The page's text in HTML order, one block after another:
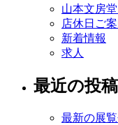
山本文房
店休日ご
新着情報
求人
最近の投稿
最新の展